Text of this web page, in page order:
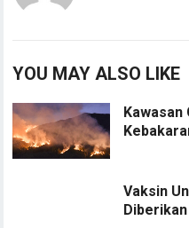
YOU MAY ALSO LIKE
Kawasan
Vaksin